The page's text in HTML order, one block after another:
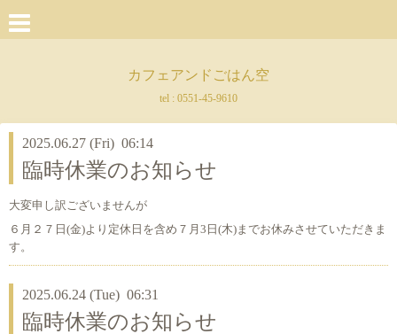
カフェアンドごはん空
tel : 0551-45-9610
2025.06.27 (Fri) 06:14
臨時休業のお知らせ
大変申し訳ございませんが
６月２７日(金)より定休日を含め７月3日(木)までお休みさせていただきま
す。
2025.06.24 (Tue) 06:31
臨時休業のお知らせ